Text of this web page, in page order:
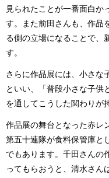
見られたことが一番面白か
す。また前田さんも、作品
る側の立場になることで、
す。
さらに作品展には、小さな
といい、「普段小さな子供
を通してこうした関わりが
作品展の舞台となった赤レ
第五十連隊が食料保管庫と
でもあります。千田さんの
ってもらおうと、清水さん